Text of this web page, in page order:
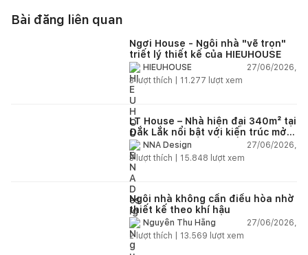
Bài đăng liên quan
Ngơi House - Ngôi nhà "vẽ trọn"
triết lý thiết kế của HIEUHOUSE
HIEUHOUSE
27/06/2026,
3lượt thích | 11.277 lượt xem
LT House – Nhà hiện đại 340m² tại
Đắk Lắk nổi bật với kiến trúc mở
và hệ sân vườn kết nối thiên
nhiên
NNA Design
27/06/2026,
3lượt thích | 15.848 lượt xem
Ngôi nhà không cần điều hòa nhờ
thiết kế theo khí hậu
Nguyễn Thu Hằng
27/06/2026,
2lượt thích | 13.569 lượt xem